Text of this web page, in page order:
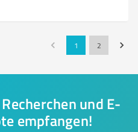
1 2
und E-
empfangen!